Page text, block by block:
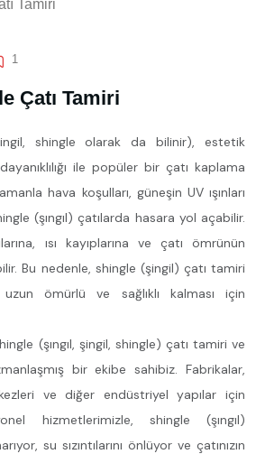
1
Çatı Tamiri
shingle olarak da bilinir), estetik
ile popüler bir çatı kaplama
hava koşulları, güneşin UV ışınları
(şıngıl) çatılarda hasara yol açabilir.
ısı kayıplarına ve çatı ömrünün
Bu nedenle, shingle (şingil) çatı tamiri
uzun ömürlü ve sağlıklı kalması için
(şıngıl, şingil, shingle) çatı tamiri ve
bir ekibe sahibiz. Fabrikalar,
ve diğer endüstriyel yapılar için
hizmetlerimizle, shingle (şıngıl)
su sızıntılarını önlüyor ve çatınızın